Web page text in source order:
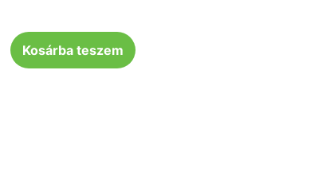
Kosárba teszem